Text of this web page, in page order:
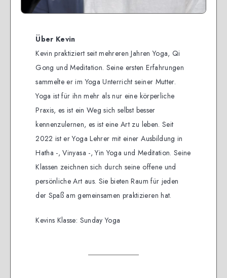
Über Kevin
Kevin praktiziert seit mehreren Jahren Yoga, Qi
Gong und Meditation. Seine ersten Erfahrungen
sammelte er im Yoga Unterricht seiner Mutter.
Yoga ist für ihn mehr als nur eine körperliche
Praxis, es ist ein Weg sich selbst besser
kennenzulernen, es ist eine Art zu leben. Seit
2022 ist er Yoga Lehrer mit einer Ausbildung in
Hatha -, Vinyasa -, Yin Yoga und Meditation. Seine
Klassen zeichnen sich durch seine offene und
persönliche Art aus. Sie bieten Raum für jeden
der Spaß am gemeinsamen praktizieren hat.
Kevins Klasse: Sunday Yoga